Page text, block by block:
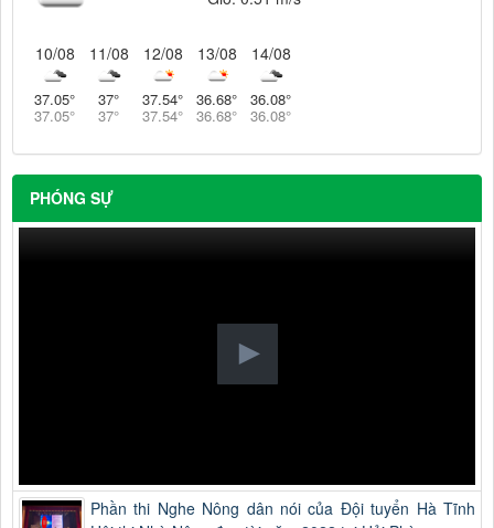
10/08
37.05°
37.05°
11/08
37°
37°
12/08
37.54°
37.54°
13/08
36.68°
36.68°
14/08
36.08°
36.08°
PHÓNG SỰ
Phần thi Nghe Nông dân nói của Đội tuyển Hà Tĩnh